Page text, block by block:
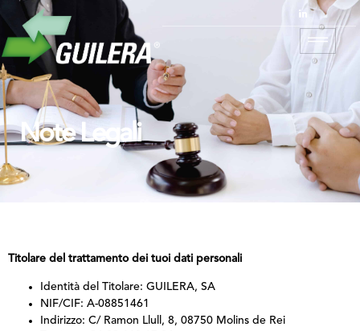
Note Legali
Titolare del trattamento dei tuoi dati personali
Identità del Titolare: GUILERA, SA
NIF/CIF: A-08851461
Indirizzo: C/ Ramon Llull, 8, 08750 Molins de Rei